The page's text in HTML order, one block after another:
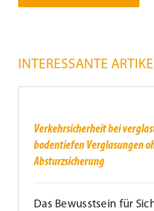
Karriere
Kundenservice
Infobereich
INTERESSANTE
bei
verglasten
Türen
Verglasungen
ohne
Absturzsicherung
Verkehrsicherheit bei
bodentiefen Verglasungen
Absturzsicherung
Das Bewusstsein für